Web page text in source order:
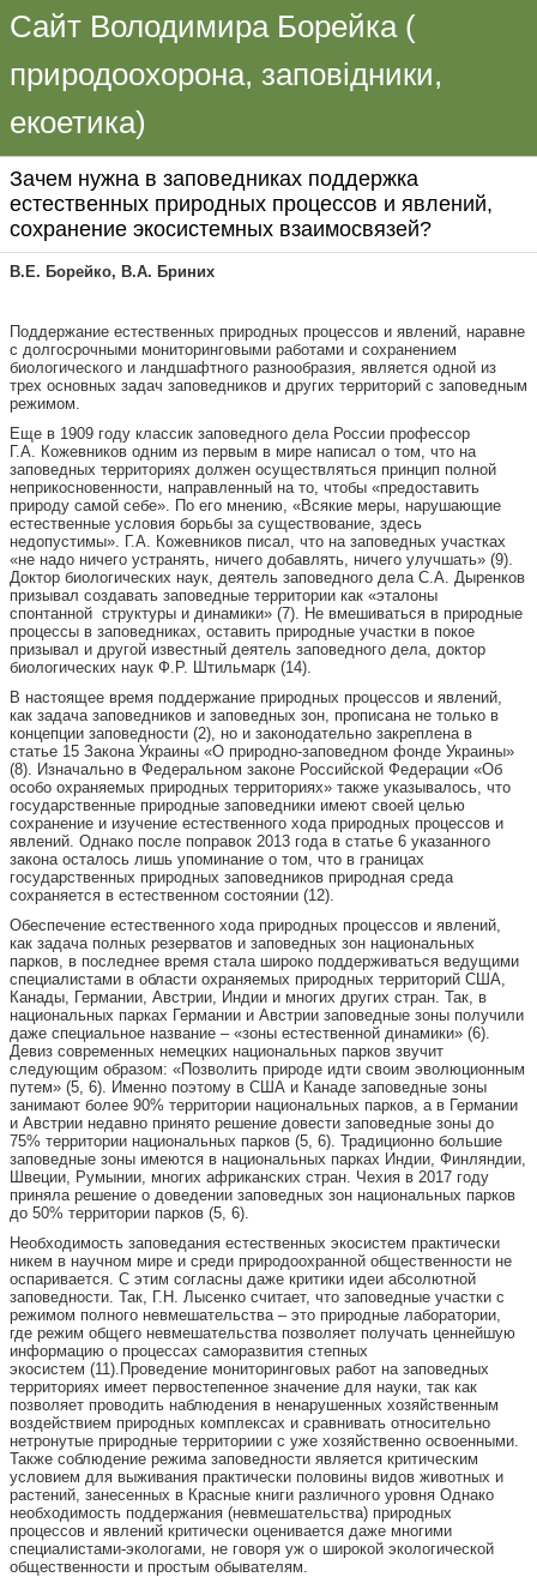
Сайт Володимира Борейка (
природоохорона, заповідники,
екоетика)
Зачем нужна в заповедниках поддержка
естественных природных процессов и явлений,
сохранение экосистемных взаимосвязей?
В.Е. Борейко, В.А. Бриних
Поддержание естественных природных процессов и явлений, наравне
с долгосрочными мониторинговыми работами и сохранением
биологического и ландшафтного разнообразия, является одной из
трех основных задач заповедников и других территорий с заповедным
режимом.
Еще в 1909 году классик заповедного дела России профессор
Г.А. Кожевников одним из первым в мире написал о том, что на
заповедных территориях должен осуществляться принцип полной
неприкосновенности, направленный на то, чтобы «предоставить
природу самой себе». По его мнению, «Всякие меры, нарушающие
естественные условия борьбы за существование, здесь
недопустимы». Г.А. Кожевников писал, что на заповедных участках
«не надо ничего устранять, ничего добавлять, ничего улучшать» (9).
Доктор биологических наук, деятель заповедного дела С.А. Дыренков
призывал создавать заповедные территории как «эталоны
спонтанной структуры и динамики» (7). Не вмешиваться в природные
процессы в заповедниках, оставить природные участки в покое
призывал и другой известный деятель заповедного дела, доктор
биологических наук Ф.Р. Штильмарк (14).
В настоящее время поддержание природных процессов и явлений,
как задача заповедников и заповедных зон, прописана не только в
концепции заповедности (2), но и законодательно закреплена в
статье 15 Закона Украины «О природно-заповедном фонде Украины»
(8). Изначально в Федеральном законе Российской Федерации «Об
особо охраняемых природных территориях» также указывалось, что
государственные природные заповедники имеют своей целью
сохранение и изучение естественного хода природных процессов и
явлений. Однако после поправок 2013 года в статье 6 указанного
закона осталось лишь упоминание о том, что в границах
государственных природных заповедников природная среда
сохраняется в естественном состоянии (12).
Обеспечение естественного хода природных процессов и явлений,
как задача полных резерватов и заповедных зон национальных
парков, в последнее время стала широко поддерживаться ведущими
специалистами в области охраняемых природных территорий США,
Канады, Германии, Австрии, Индии и многих других стран. Так, в
национальных парках Германии и Австрии заповедные зоны получили
даже специальное название – «зоны естественной динамики» (6).
Девиз современных немецких национальных парков звучит
следующим образом: «Позволить природе идти своим эволюционным
путем» (5, 6). Именно поэтому в США и Канаде заповедные зоны
занимают более 90% территории национальных парков, а в Германии
и Австрии недавно принято решение довести заповедные зоны до
75% территории национальных парков (5, 6). Традиционно большие
заповедные зоны имеются в национальных парках Индии, Финляндии,
Швеции, Румынии, многих африканских стран. Чехия в 2017 году
приняла решение о доведении заповедных зон национальных парков
до 50% территории парков (5, 6).
Необходимость заповедания естественных экосистем практически
никем в научном мире и среди природоохранной общественности не
оспаривается. С этим согласны даже критики идеи абсолютной
заповедности. Так, Г.Н. Лысенко считает, что заповедные участки с
режимом полного невмешательства – это природные лабо­ратории,
где режим общего невмешательства позволяет получать ценнейшую
информацию о процессах саморазвития степных
экосистем (11).Проведение мониторинговых работ на заповедных
территориях имеет первостепенное значение для науки, так как
позволяет проводить наблюдения в ненарушенных хозяйственным
воздействием природных комплексах и сравнивать относительно
нетронутые природные территориии с уже хозяйственно освоенными.
Также соблюдение режима заповедности является критическим
условием для выживания практически половины видов животных и
растений, занесенных в Красные книги различного уровня Однако
необходимость поддержания (невмешательства) природных
процессов и явлений критически оценивается даже многими
специалистами-экологами, не говоря уж о широкой экологической
общественности и простым обывателям.